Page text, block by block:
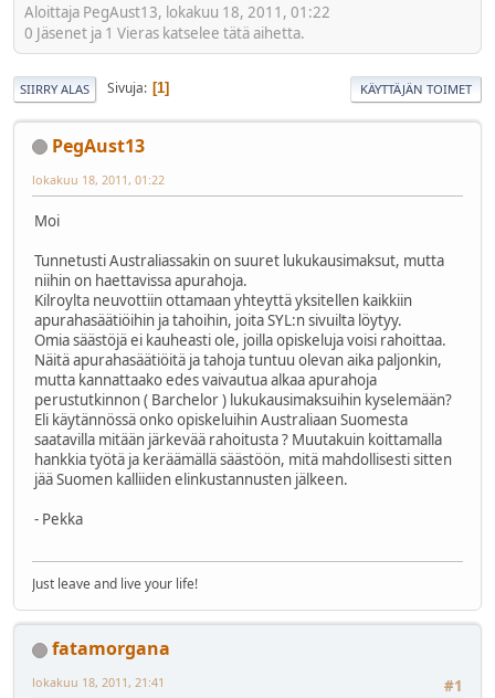
Aloittaja PegAust13, lokakuu 18, 2011, 01:22
0 Jäsenet ja 1 Vieras katselee tätä aihetta.
SIIRRY ALAS Sivuja 1 KÄYTTÄJÄN TOIMET
PegAust13
lokakuu 18, 2011, 01:22
Moi
Tunnetusti Australiassakin on suuret lukukausimaksut, mutta
niihin on haettavissa apurahoja.
Kilroylta neuvottiin ottamaan yhteyttä yksitellen kaikkiin
apurahasäätiöihin ja tahoihin, joita SYL:n sivuilta löytyy.
Omia säästöjä ei kauheasti ole, joilla opiskeluja voisi rahoittaa.
Näitä apurahasäätiöitä ja tahoja tuntuu olevan aika paljonkin,
mutta kannattaako edes vaivautua alkaa apurahoja
perustutkinnon ( Barchelor ) lukukausimaksuihin kyselemään?
Eli käytännössä onko opiskeluihin Australiaan Suomesta
saatavilla mitään järkevää rahoitusta ? Muutakuin koittamalla
hankkia työtä ja keräämällä säästöön, mitä mahdollisesti sitten
jää Suomen kalliiden elinkustannusten jälkeen.
- Pekka
Just leave and live your life!
fatamorgana
#1
lokakuu 18, 2011, 21:41